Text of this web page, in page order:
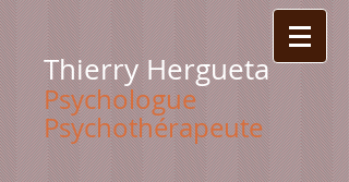
Thierry Hergueta
Psychologue
Psychothérapeute